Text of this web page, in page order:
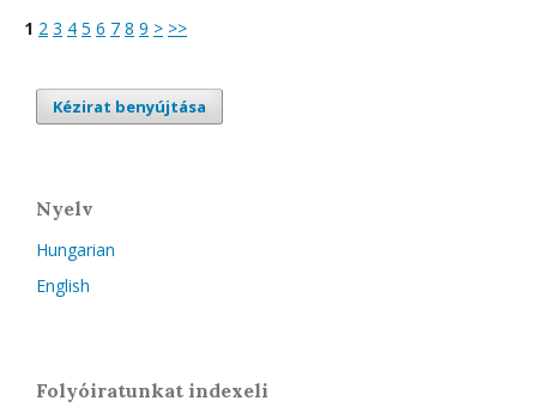
1 2 3 4 5 6 7 8 9 > >>
Kézirat benyújtása
Nyelv
Hungarian
English
Folyóiratunkat indexeli